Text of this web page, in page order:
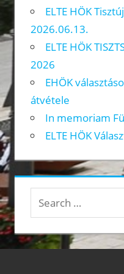
ELTE HÖK
2026.06.13.
ELTE HÖK
2026
EHÖK
átvétele
In memoriam
ELTE HÖK
Search
for: